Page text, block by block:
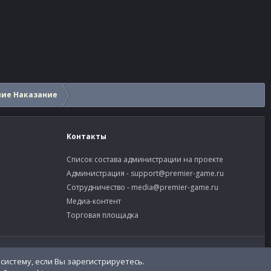
Наказание
Контакты
Список состава администрации на проекте
Администрация - support@premier-game.ru
Сотрудничество - media@premier-game.ru
Медиа-контент
Торговая площадка
и правила Политика конфиденциальности
если Вы зарегистрируетесь.